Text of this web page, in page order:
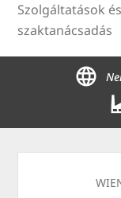
Szolgáltatások
szaktanácsadás